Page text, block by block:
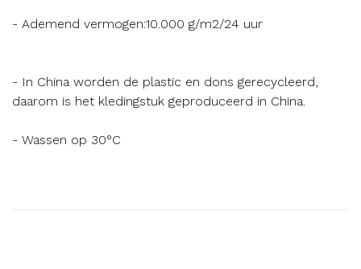
- Ademend vermogen:10.000 g/m2/24 uur
- In China worden de plastic en dons gerecycleerd,
daarom is het kledingstuk geproduceerd in China.
- Wassen op 30°C